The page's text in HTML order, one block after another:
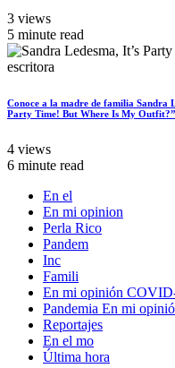
3 views
5 minute read
Conoce a la madre de familia Sandra
Party Time! But Where Is My Outfit?”
4 views
6 minute read
En el
En mi opinion
Perla Rico
Pandem
Inc
Famili
En mi opinión
Pandemia En mi
Reportajes
En el mo
Última hora